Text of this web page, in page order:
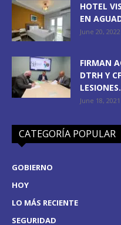
HOTEL
EN
June 20, 2022
FIRMAN
DTRH Y
June 18, 2021
CATEGORÍA POPULAR
GOBIERNO
HOY
LO MÁS RECIENTE
SEGURIDAD